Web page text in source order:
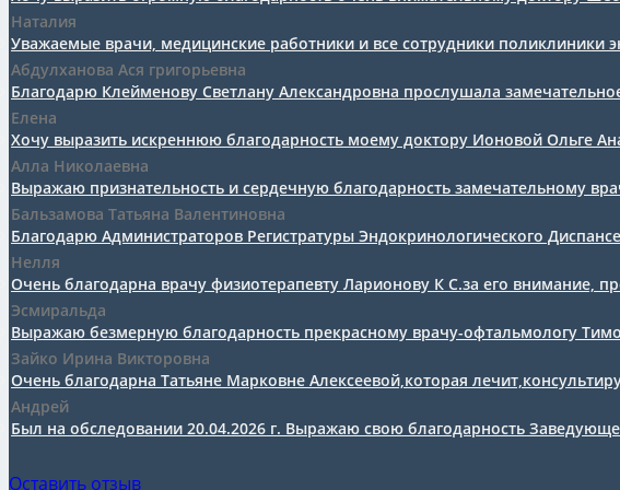
Наталия
Уважаемые врачи, медицинские работники и все сотрудники поликлиники
Абдулханова Ася григорьевна
Благодарю Клейменову Светлану Александровна прослушала
Елена
Хочу выразить искреннюю благодарность моему доктору Ионовой Ольге
Алла Николаевна
Выражаю признательность и сердечную благодарность замечательному
Бальзамова Татьяна Валентиновна
Благодарю Администраторов Регистратуры Эндокринологического
Нелля
Очень благодарна врачу физиотерапевту Ларионову К С.за его внимание,
Эсмиральда
Выражаю безмерную благодарность прекрасному врачу-офтальмологу
Зайко Ирина Викторовна
Очень благодарна Татьяне Марковне Алексеевой,которая
Андрей
Был на обследовании 20.04.2026 г. Выражаю свою благодарность
Оставить отзыв